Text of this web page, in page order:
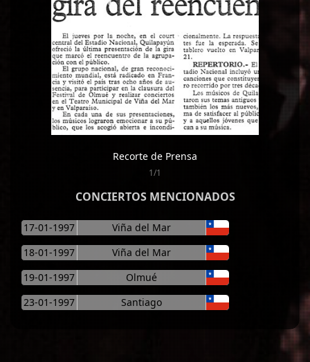
Recorte de Prensa
1/1
CONCIERTOS MENCIONADOS
17-01-1997
Viña del Mar
18-01-1997
Viña del Mar
19-01-1997
Olmué
23-01-1997
Santiago